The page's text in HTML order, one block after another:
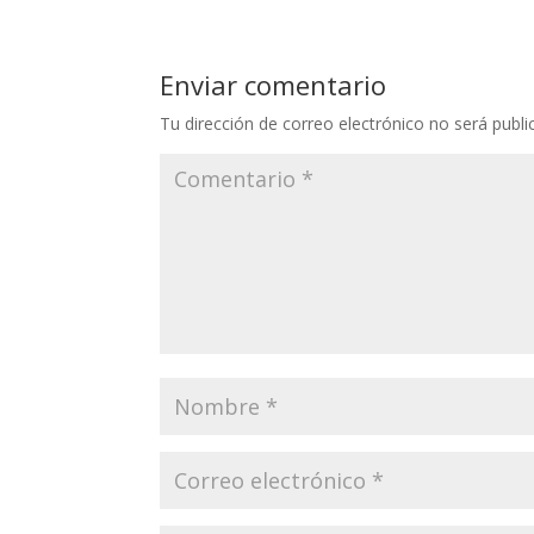
Enviar comentario
Tu dirección de correo electrónico no será